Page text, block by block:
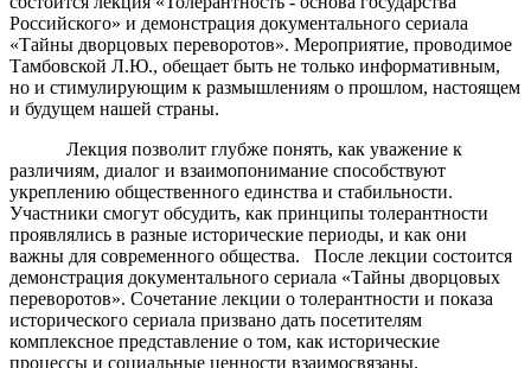
Российского» и демонстрация документального сериала
«Тайны дворцовых переворотов». Мероприятие, проводимое
Тамбовской Л.Ю., обещает быть не только информативным,
но и стимулирующим к размышлениям о прошлом, настоящем
и будущем нашей страны.
Лекция позволит глубже понять, как уважение к
различиям, диалог и взаимопонимание способствуют
укреплению общественного единства и стабильности.
Участники смогут обсудить, как принципы толерантности
проявлялись в разные исторические периоды, и как они
важны для современного общества. После лекции состоится
демонстрация документального сериала «Тайны дворцовых
переворотов». Сочетание лекции о толерантности и показа
исторического сериала призвано дать посетителям
комплексное представление о том, как исторические
процессы и социальные ценности взаимосвязаны.